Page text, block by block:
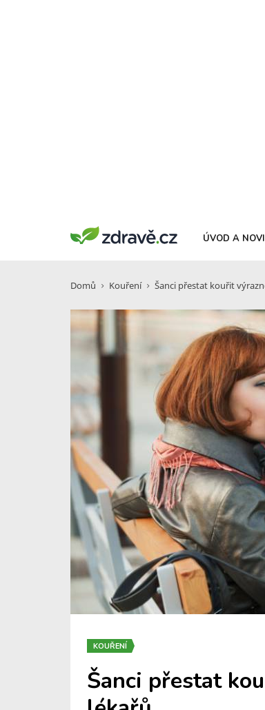
ÚVOD A
Domů Kouření Šanci přestat kouřit
KOUŘENÍ
Šanci přestat